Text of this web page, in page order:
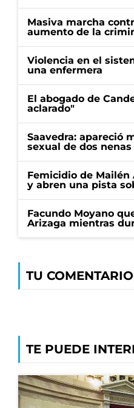
Masiva marcha
aumento de la
Violencia en el
una enfermera
El abogado de
aclarado"
Saavedra: apareció
sexual de dos nenas
Femicidio de
y abren una pista
Facundo Moyano
Arizaga mientras
TU COMENTARIO
TE PUEDE